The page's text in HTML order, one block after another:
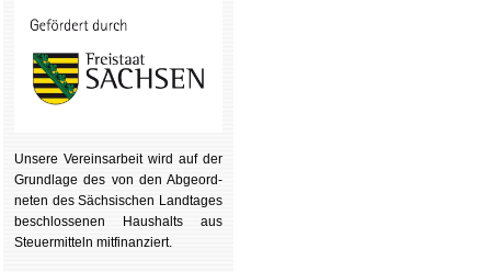
Unsere Ver­eins­ar­beit wird auf der
Grund­lage des von den Ab­ge­ord­
ne­ten des Säch­si­schen Land­tages
be­schlos­se­nen Haus­halts aus
Steu­er­mitteln mit­fi­nan­ziert.